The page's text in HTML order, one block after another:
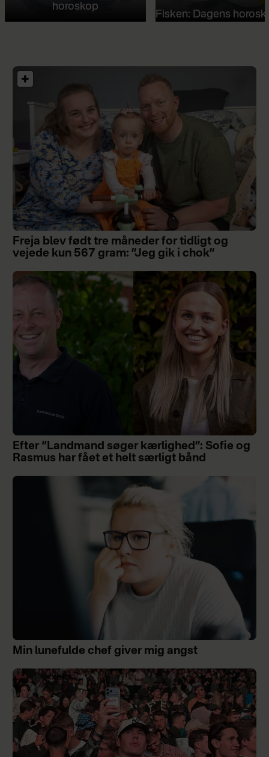
horoskop
Fisken: Dagens
Freja blev født tre måneder for tidligt og
vejede kun 567 gram: ”Jeg gik i chok”
Efter “Landmand søger kærlighed”: Sofie og
Rasmus har fået et helt særligt bånd
Min lunefulde chef giver mig angst